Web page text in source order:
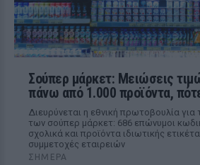
Σούπερ μάρκετ: Μειώσεις
πάνω από 1.000 προϊόντα,
Διευρύνεται η εθνική πρωτοβουλία για
των σούπερ μάρκετ: 686 επώνυμοι
σχολικά και προϊόντα ιδιωτικής
συμμετοχές εταιρειών
ΣΉΜΕΡΑ